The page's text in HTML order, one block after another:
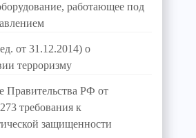
работающее под
от 31.12.2014) о
терроризму
Правительства РФ от
требования к
защищенности